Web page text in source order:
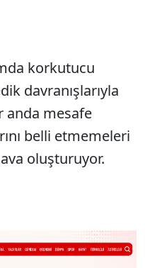
korkutucu
davranışlarıyla
anda mesafe
belli etmemeleri
oluşturuyor.